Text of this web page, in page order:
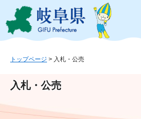
ジ
ュ
文
このページの本文へ
トップページ > 入札・公売
入札・公売